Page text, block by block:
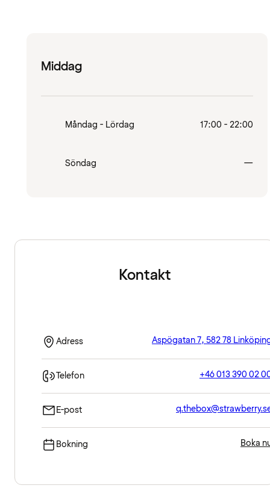
Middag
Måndag - Lördag 17:00 - 22:00
Söndag —
Kontakt
Adress Aspögatan 7, 582 78
Telefon +46 013 390 02
E-post
Bokning Boka